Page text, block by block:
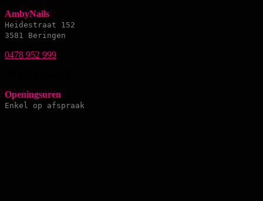
AmbyNails
Heidestraat 152
3581 Beringen
0478 952 999
Openingsuren
Enkel op afspraak